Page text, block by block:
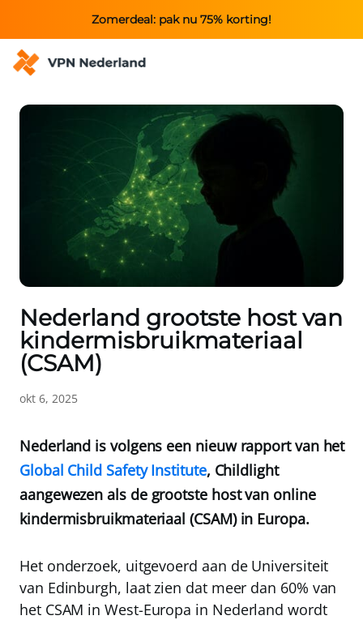
Zomerdeal: pak nu 75% korting!
Nederland grootste host van
kindermisbruikmateriaal
(CSAM)
okt 6, 2025
Nederland is volgens een nieuw rapport van het
Global Child Safety Institute, Childlight
aangewezen als de grootste host van online
kindermisbruikmateriaal (CSAM) in Europa.
Het onderzoek, uitgevoerd aan de Universiteit
van Edinburgh, laat zien dat meer dan 60% van
het CSAM in West-Europa in Nederland wordt